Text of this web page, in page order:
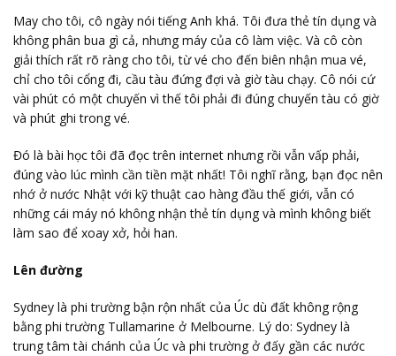
May cho tôi, cô ngày nói tiếng Anh khá. Tôi đưa thẻ tín dụng và
không phân bua gì cả, nhưng máy của cô làm việc. Và cô còn
giải thích rất rõ ràng cho tôi, từ vé cho đến biên nhận mua vé,
chỉ cho tôi cổng đi, cầu tàu đứng đợi và giờ tàu chạy. Cô nói cứ
vài phút có một chuyến vì thế tôi phải đi đúng chuyến tàu có giờ
và phút ghi trong vé.
Đó là bài học tôi đã đọc trên internet nhưng rồi vẫn vấp phải,
đúng vào lúc mình cần tiền mặt nhất! Tôi nghĩ rằng, bạn đọc nên
nhớ ở nước Nhật với kỹ thuật cao hàng đầu thế giới, vẫn có
những cái máy nó không nhận thẻ tín dụng và mình không biết
làm sao để xoay xở, hỏi han.
Lên đường
Sydney là phi trường bận rộn nhất của Úc dù đất không rộng
bằng phi trường Tullamarine ở Melbourne. Lý do: Sydney là
trung tâm tài chánh của Úc và phitrường ở đấy gần các nước